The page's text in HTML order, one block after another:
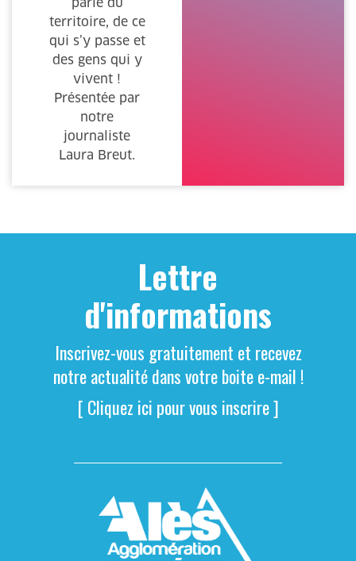
territoire, de ce
qui s’y passe et
des gens qui y
vivent !
Présentée par
notre
journaliste
Laura Breut.
Lettre
d'informations
Inscrivez-vous gratuitement et recevez
notre actualité dans votre boite e-mail !
[ Cliquez ici pour vous inscrire ]